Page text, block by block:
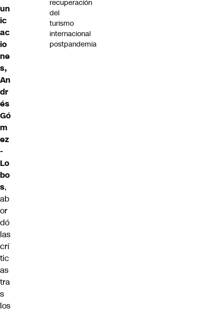
un
ic
ac
io
ne
s,
An
dr
és
Gó
m
ez
-
Lo
bo
s,
ab
or
dó
las
crí
tic
as
tra
s
los
recuperación
del
turismo
internacional
postpandemia